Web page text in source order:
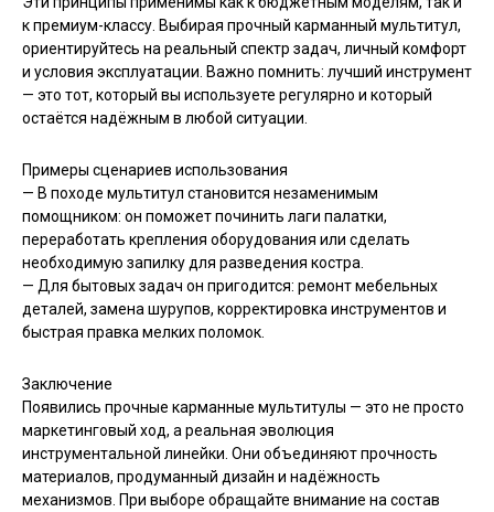
к премиум-классу. Выбирая прочный карманный мультитул,
ориентируйтесь на реальный спектр задач, личный комфорт
и условия эксплуатации. Важно помнить: лучший инструмент
— это тот, который вы используете регулярно и который
остаётся надёжным в любой ситуации.
Примеры сценариев использования
— В походе мультитул становится незаменимым
помощником: он поможет починить лаги палатки,
переработать крепления оборудования или сделать
необходимую запилку для разведения костра.
— Для бытовых задач он пригодится: ремонт мебельных
деталей, замена шурупов, корректировка инструментов и
быстрая правка мелких поломок.
Заключение
Появились прочные карманные мультитулы — это не просто
маркетинговый ход, а реальная эволюция
инструментальной линейки. Они объединяют прочность
материалов, продуманный дизайн и надёжность
механизмов. При выборе обращайте внимание на состав